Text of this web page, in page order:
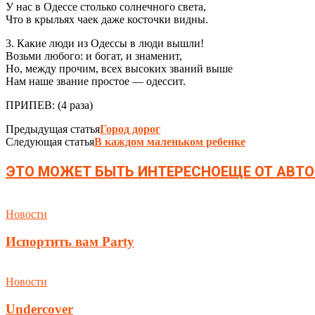
У нас в Одессе столько солнечного света,
Что в крыльях чаек даже косточки видны.
3. Какие люди из Одессы в люди вышли!
Возьми любого: и богат, и знаменит,
Но, между прочим, всех высоких званий выше
Нам наше звание простое — одессит.
ПРИПЕВ: (4 раза)
Предыдущая статьяГород дорог
Следующая статьяВ каждом маленьком ребенке
ЭТО МОЖЕТ БЫТЬ ИНТЕРЕСНОЕЩЕ ОТ
Новости
Испортить вам Party
Новости
Undercover